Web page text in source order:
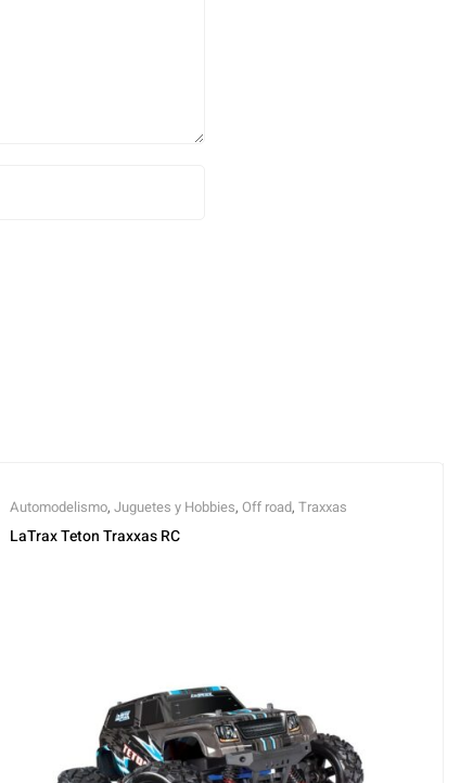
Automodelismo, Juguetes y Hobbies, Off road, Traxxas
LaTrax Teton Traxxas RC